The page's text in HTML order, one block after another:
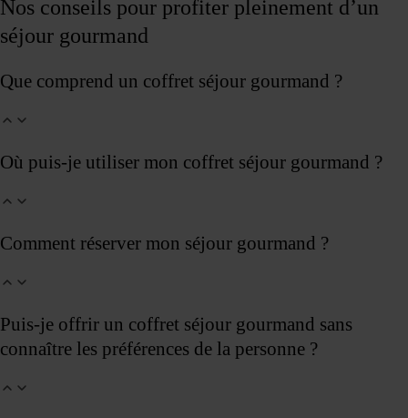
Nos conseils pour profiter pleinement d’un
séjour gourmand
Que comprend un coffret séjour gourmand ?
Où puis-je utiliser mon coffret séjour gourmand ?
Comment réserver mon séjour gourmand ?
Puis-je offrir un coffret séjour gourmand sans
connaître les préférences de la personne ?